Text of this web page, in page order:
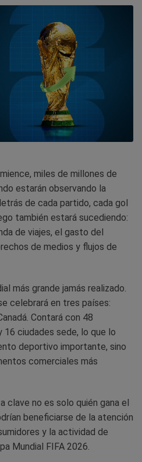
miles de millones de
estarán observando la
de cada partido, cada gol
también estará sucediendo:
de viajes, el gasto del
de medios y flujos de
más grande jamás realizado.
celebrará en tres países:
Contará con 48
ciudades sede, lo que lo
deportivo importante, sino
comerciales más
clave no es solo quién gana el
beneficiarse de la atención
y la actividad de
Mundial FIFA 2026.